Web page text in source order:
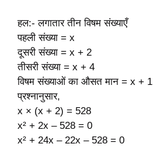
हल:- लगातार तीन विषम संख्याएँ
पहली संख्या = x
दूसरी संख्या = x + 2
तीसरी संख्या = x + 4
विषम संख्याओं का औसत मान = x + 1
प्रश्नानुसार,
x × (x + 2) = 528
x² + 2x – 528 = 0
x² + 24x – 22x – 528 = 0